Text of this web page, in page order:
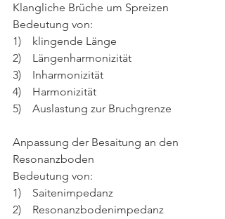
Klangliche Brüche um Spreizen
Bedeutung von:
1)    klingende Länge
2)    Längenharmonizität
3)    Inharmonizität
4)    Harmonizität
5)    Auslastung zur Bruchgrenze
Anpassung der Besaitung an den
Resonanzboden
Bedeutung von:
1)    Saitenimpedanz
2)    Resonanzbodenimpedanz